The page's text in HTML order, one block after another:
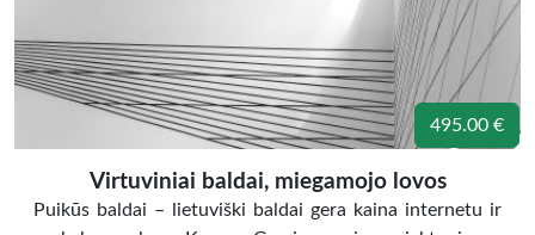
495.00 €
Virtuviniai baldai, miegamojo lovos
Puikūs baldai – lietuviški baldai gera kaina internetu ir